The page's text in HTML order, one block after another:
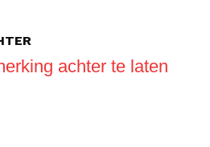
achter te laten